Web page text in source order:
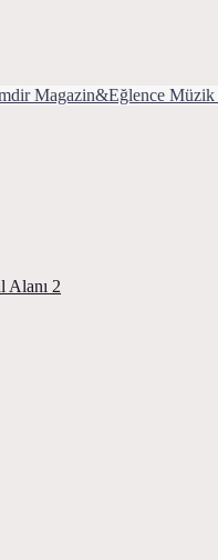
Magazin&Eğlence Müzik
Alanı 2